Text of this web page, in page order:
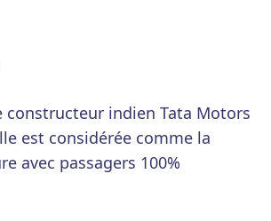
constructeur indien Tata Motors
est considérée comme la
avec passagers 100%